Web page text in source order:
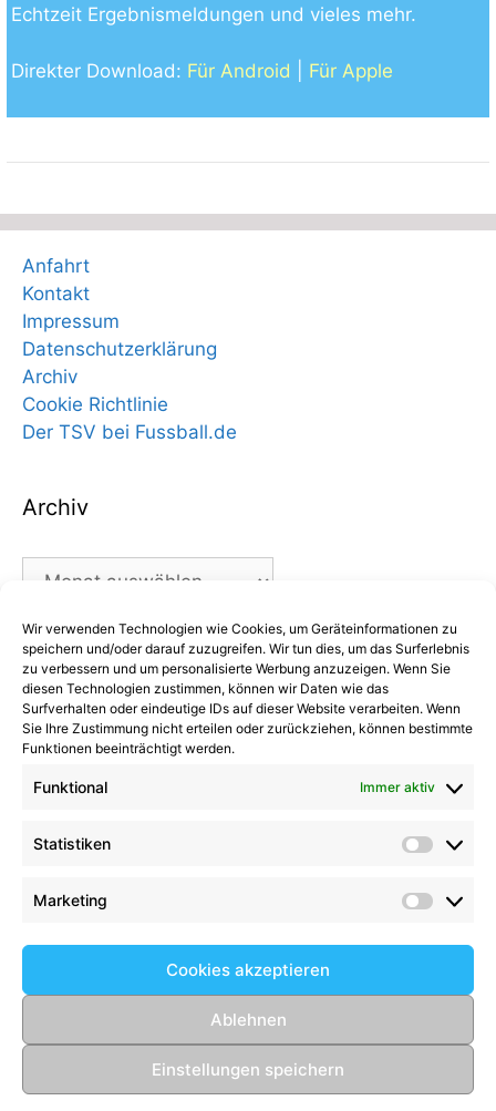
Wir verwenden Technologien wie Cookies, um Geräteinformationen zu
speichern und/oder darauf zuzugreifen. Wir tun dies, um das Surferlebnis
zu verbessern und um personalisierte Werbung anzuzeigen. Wenn Sie
diesen Technologien zustimmen, können wir Daten wie das
Surfverhalten oder eindeutige IDs auf dieser Website verarbeiten. Wenn
Sie Ihre Zustimmung nicht erteilen oder zurückziehen, können bestimmte
Funktionen beeinträchtigt werden.
Funktional Immer aktiv
Statistiken
Marketing
Cookies akzeptieren
Ablehnen
Einstellungen speichern
Echtzeit Ergebnismeldungen und vieles mehr.
Direkter Download: Für Android Für Apple
Anfahrt
Kontakt
Impressum
Datenschutzerklärung
Archiv
Cookie Richtlinie
Der TSV bei Fussball.de
Archiv
Archiv
Kategorien
Kategorien
Kommentare
Aufgalopp mit neuen Gesichtern: TSV Trittau
beendet seine Karriere: Ein paar Worte zum
2008er setzen Ihre
beeindruckende Erfolgsserie fort